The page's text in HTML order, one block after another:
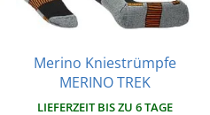
Merino Kniestrümpfe
MERINO TREK
LIEFERZEIT BIS ZU 6 TAGE